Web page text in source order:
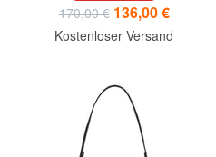
170,00 € 136,00 €
Kostenloser Versand